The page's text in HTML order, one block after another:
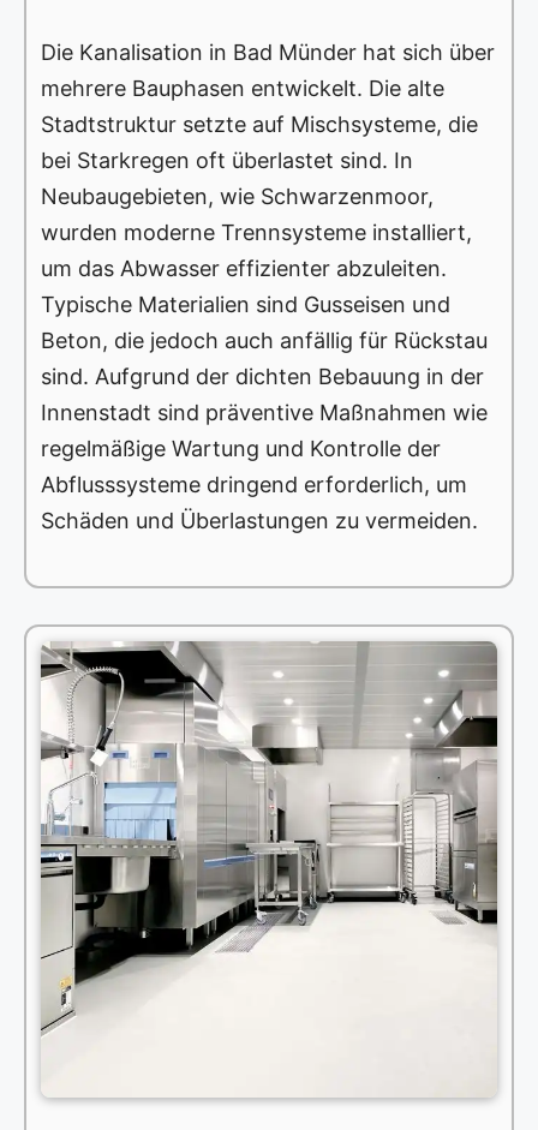
Die Kanalisation in Bad Münder hat sich über
mehrere Bauphasen entwickelt. Die alte
Stadtstruktur setzte auf Mischsysteme, die
bei Starkregen oft überlastet sind. In
Neubaugebieten, wie Schwarzenmoor,
wurden moderne Trennsysteme installiert,
um das Abwasser effizienter abzuleiten.
Typische Materialien sind Gusseisen und
Beton, die jedoch auch anfällig für Rückstau
sind. Aufgrund der dichten Bebauung in der
Innenstadt sind präventive Maßnahmen wie
regelmäßige Wartung und Kontrolle der
Abflusssysteme dringend erforderlich, um
Schäden und Überlastungen zu vermeiden.